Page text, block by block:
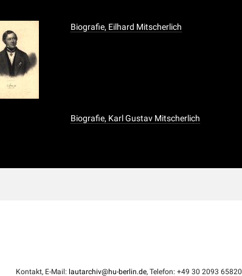
Biografie, Eilhard Mitscherlich
Biografie, Karl Gustav Mitscherlich
Kontakt, E-Mail: lautarchiv@hu-berlin.de, Telefon: +49 30 2093 65820